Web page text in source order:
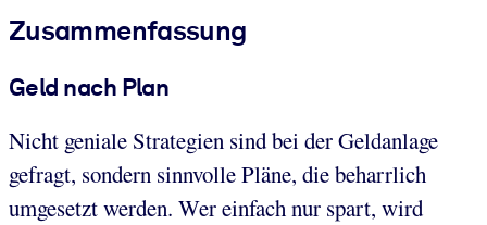
Zusammenfassung
Geld nach Plan
Nicht geniale Strategien sind bei der Geldanlage
gefragt, sondern sinnvolle Pläne, die beharrlich
umgesetzt werden. Wer einfach nur spart, wird